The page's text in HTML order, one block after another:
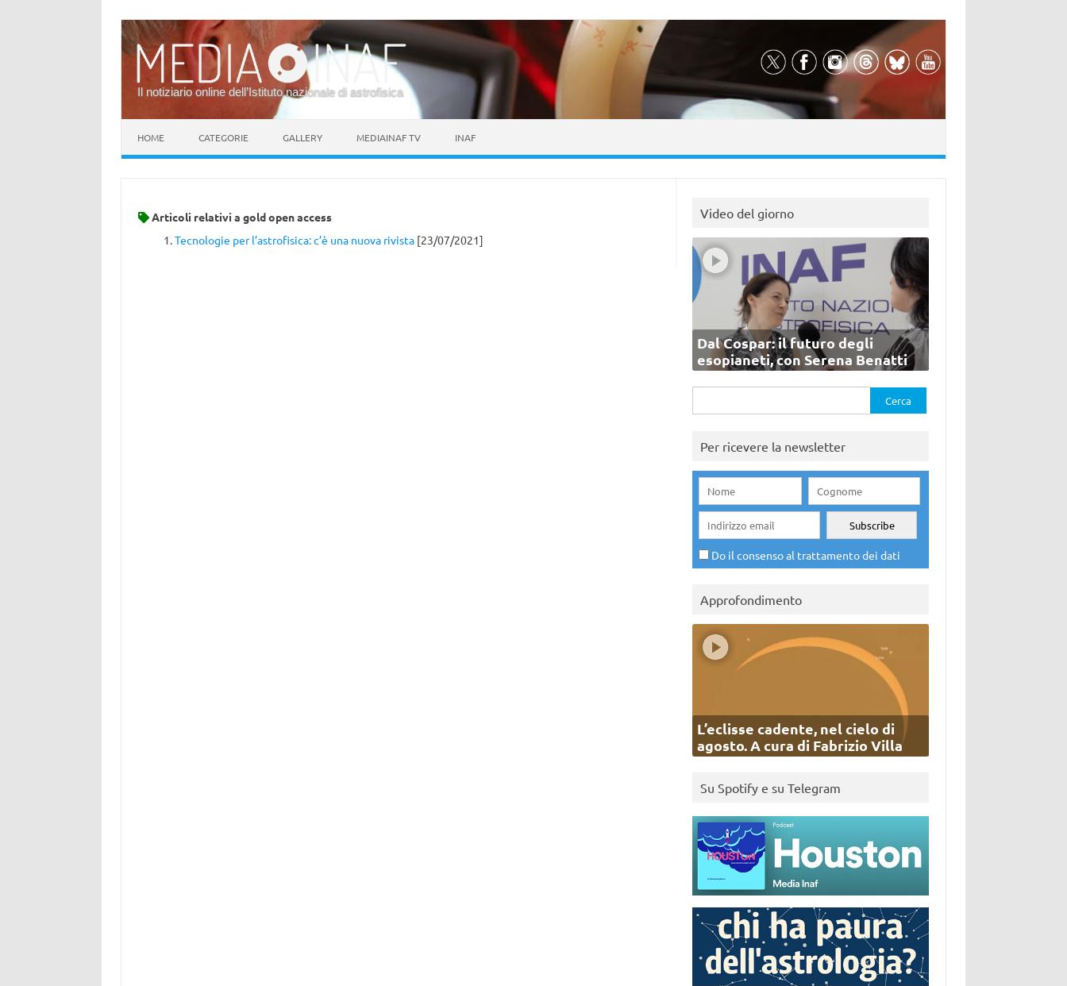
Il notiziario online dell’Istituto nazionale di astrofisica
HOME CATEGORIE GALLERY MEDIAINAF TV INAF
Articoli relativi a gold open access
Tecnologie per l’astrofisica: c’è una nuova rivista[23/07/2021]
Video del giorno
Dal Cospar: il futuro degli
esopianeti, con Serena Benatti
per:
Per ricevere la newsletter
Do il consenso al trattamento dei dati
Approfondimento
L’eclisse cadente, nel cielo di
agosto. A cura di Fabrizio Villa
Su Spotify e su Telegram